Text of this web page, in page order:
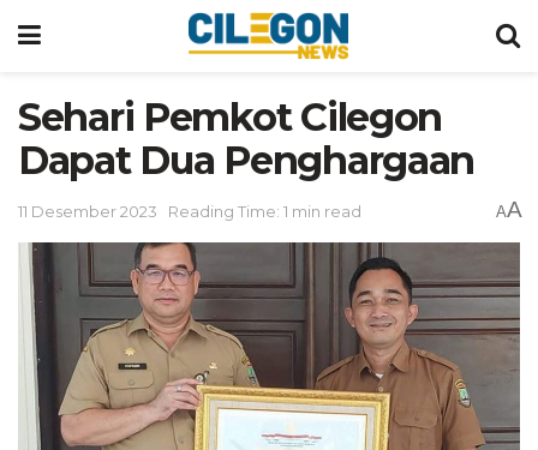
Sehari Pemkot Cilegon
Dapat Dua Penghargaan
11 Desember 2023 Reading Time: 1 min read AA